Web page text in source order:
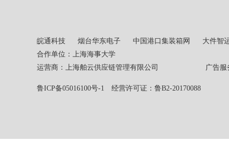
皖通科技 烟台华东电子 中国港口集装箱网
大件智
合作单位：上海海事大学
运营商：上海舶云供应链管理有限公司 广告服务热
鲁ICP备05016100号-1 经营许可证：鲁B2-20170088